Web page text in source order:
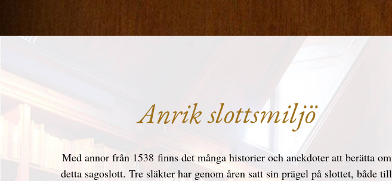
Anrik slottsmiljö
Med annor från 1538 finns det många historier och anekdoter att berätta om
detta sagoslott. Tre släkter har genom åren satt sin prägel på slottet, både till